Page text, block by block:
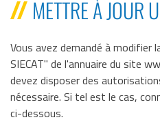
43
METTRE À JOUR
Vous avez demandé à modifier
SIECAT" de l'annuaire du site
devez disposer des
nécessaire. Si tel est le cas,
ci-dessous.